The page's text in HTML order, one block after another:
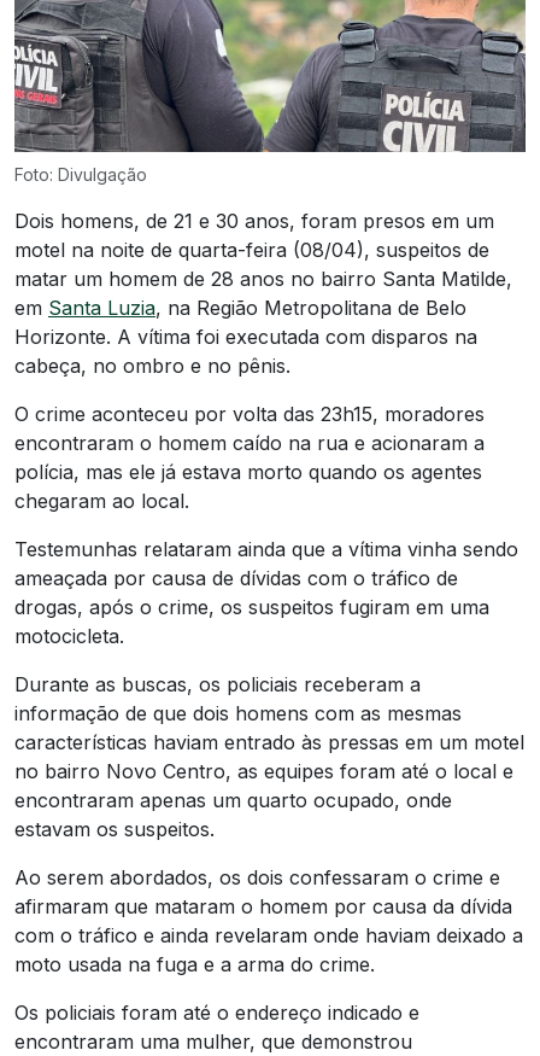
Foto: Divulgação
Dois homens, de 21 e 30 anos, foram presos em um
motel na noite de quarta-feira (08/04), suspeitos de
matar um homem de 28 anos no bairro Santa Matilde,
em Santa Luzia, na Região Metropolitana de Belo
Horizonte. A vítima foi executada com disparos na
cabeça, no ombro e no pênis.
O crime aconteceu por volta das 23h15, moradores
encontraram o homem caído na rua e acionaram a
polícia, mas ele já estava morto quando os agentes
chegaram ao local.
Testemunhas relataram ainda que a vítima vinha sendo
ameaçada por causa de dívidas com o tráfico de
drogas, após o crime, os suspeitos fugiram em uma
motocicleta.
Durante as buscas, os policiais receberam a
informação de que dois homens com as mesmas
características haviam entrado às pressas em um motel
no bairro Novo Centro, as equipes foram até o local e
encontraram apenas um quarto ocupado, onde
estavam os suspeitos.
Ao serem abordados, os dois confessaram o crime e
afirmaram que mataram o homem por causa da dívida
com o tráfico e ainda revelaram onde haviam deixado a
moto usada na fuga e a arma do crime.
Os policiais foram até o endereço indicado e
encontraram uma mulher, que demonstrou